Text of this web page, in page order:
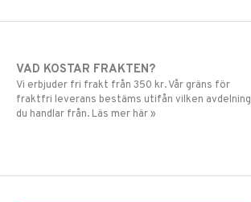
VAD KOSTAR FRAKTEN?
Vi erbjuder fri frakt från 350 kr. Vår gräns för
fraktfri leverans bestäms utifån vilken avdelning
du handlar från. Läs mer här »